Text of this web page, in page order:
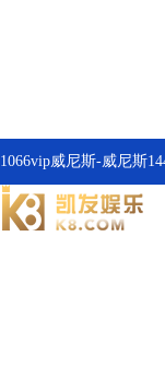
1066vip威尼斯-威尼斯